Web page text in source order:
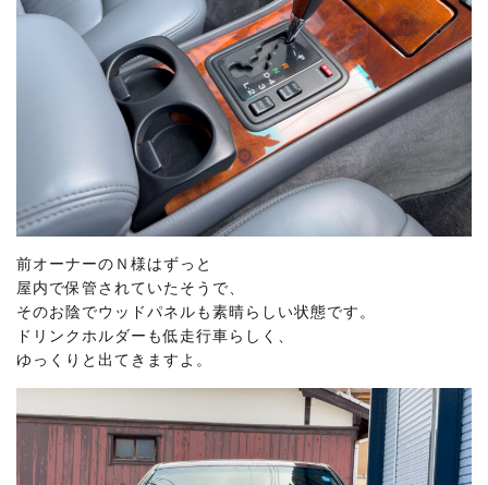
前オーナーのＮ様はずっと
屋内で保管されていたそうで、
そのお陰でウッドパネルも素晴らしい状態です。
ドリンクホルダーも低走行車らしく、
ゆっくりと出てきますよ。